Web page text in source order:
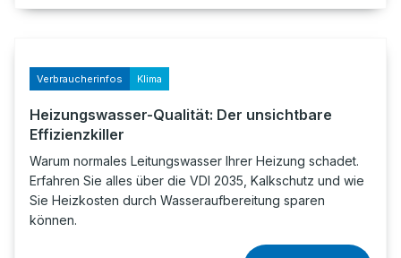
Verbraucherinfos Klima
Heizungswasser-Qualität: Der unsichtbare
Effizienzkiller
Warum normales Leitungswasser Ihrer Heizung schadet.
Erfahren Sie alles über die VDI 2035, Kalkschutz und wie
Sie Heizkosten durch Wasseraufbereitung sparen
können.